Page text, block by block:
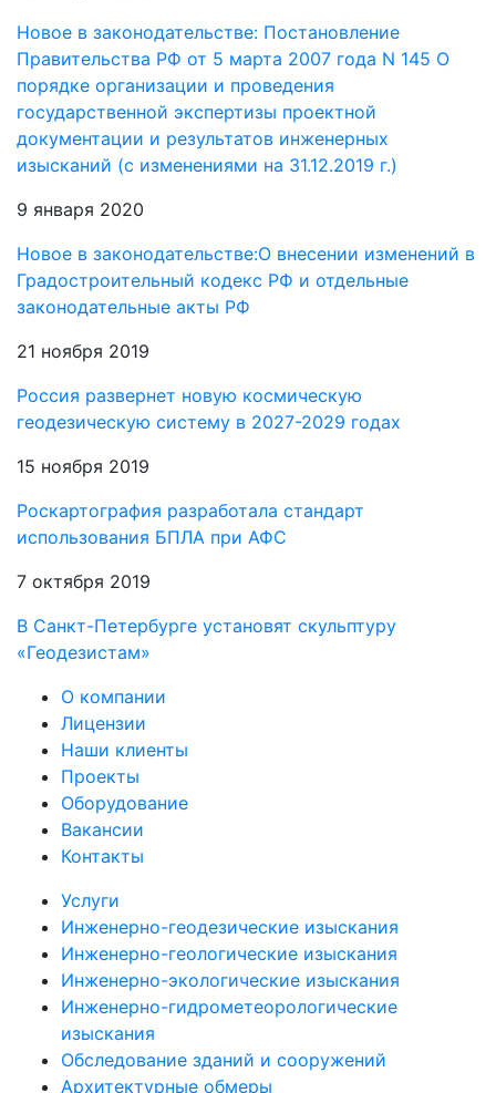
Новое в законодательстве: Постановление
Правительства РФ от 5 марта 2007 года N 145 О
порядке организации и проведения
государственной экспертизы проектной
документации и результатов инженерных
изысканий (с изменениями на 31.12.2019 г.)
9 января 2020
Новое в законодательстве:О внесении изменений в
Градостроительный кодекс РФ и отдельные
законодательные акты РФ
21 ноября 2019
Россия развернет новую космическую
геодезическую систему в 2027-2029 годах
15 ноября 2019
Роскартография разработала стандарт
использования БПЛА при АФС
7 октября 2019
В Санкт-Петербурге установят скульптуру
«Геодезистам»
О компании
Лицензии
Наши клиенты
Проекты
Оборудование
Вакансии
Контакты
Услуги
Инженерно-геодезические изыскания
Инженерно-геологические изыскания
Инженерно-экологические изыскания
Инженерно-гидрометеорологические
изыскания
Обследование зданий и сооружений
Архитектурные обмеры